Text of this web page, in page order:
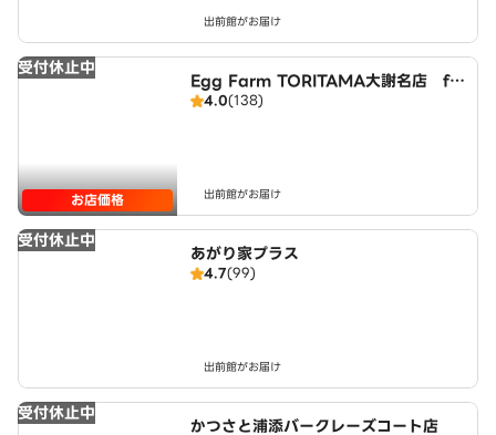
出前館がお届け
受付休止中
お店価格
Egg Farm TORITAMA大謝名店 fr
om鳥玉
4.0(138)
出前館がお届け
受付休止中
あがり家プラス
4.7(99)
出前館がお届け
受付休止中
かつさと浦添バークレーズコート店